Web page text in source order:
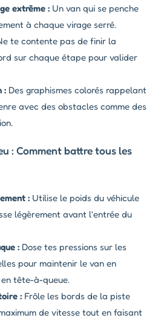
extrême : Un van qui se penche
à chaque virage serré.
te contente pas de finir la
sur chaque étape pour valider
: Des graphismes colorés rappelant
avec des obstacles comme des
: Comment battre tous les
: Utilise le poids du véhicule
légèrement avant l'entrée du
: Dose tes pressions sur les
pour maintenir le van en
tête-à-queue.
: Frôle les bords de la piste
de vitesse tout en faisant